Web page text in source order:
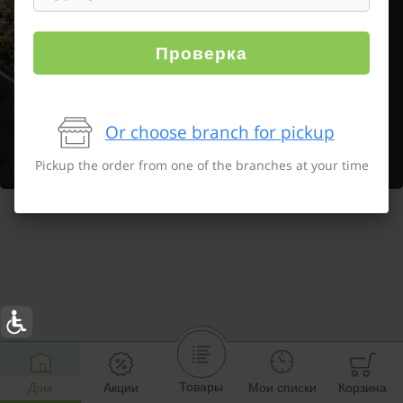
Дом Акции Товары Мои списки Корзина
Проверка
Or choose branch for pickup
Pickup the order from one of the branches at your time